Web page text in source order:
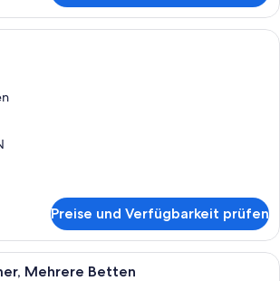
Ein kleines Hotelzimmer mit zwei
Preise und Verfügbarkeit prüfen
Ein Hotelzimmer mit zwei Betten,
Mehrere Betten